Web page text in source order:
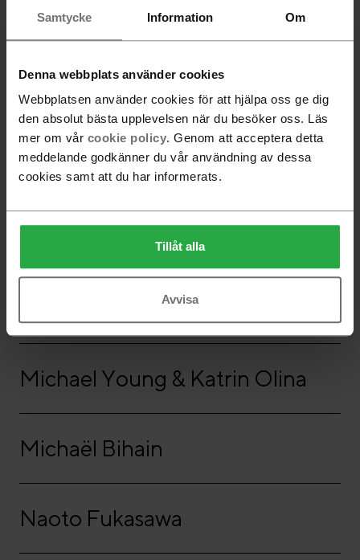
Samtycke Information Om
Denna webbplats använder cookies
Webbplatsen använder cookies för att hjälpa oss ge dig
den absolut bästa upplevelsen när du besöker oss. Läs
mer om vår cookie policy. Genom att acceptera detta
meddelande godkänner du vår användning av dessa
cookies samt att du har informerats.
Tillåt alla
Avvisa
Lars Pettersson
Leila Atlassi
Matti Klenell
Mia Lagerman
Michael Young
Michael Young & Katrin Olina
Michaël Bihain
Naoto Fukasawa